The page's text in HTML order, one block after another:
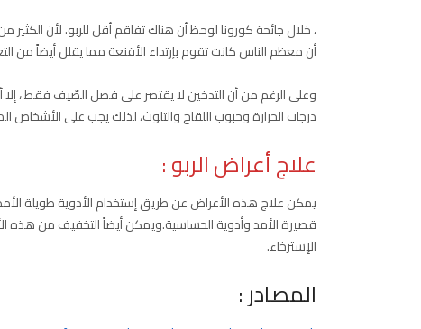
، خلال جائحة كورونا لوحظ أن هناك تفاقم أقل للربو. لأن
أن معظم الناس كانت تقوم بإرتداء الأقنعة مما يقلل أيضاً من
وعلى الرغم من أن التدخين لا يقتصر على فصل الصّيف فقط ، إلا
درجات الحرارة وحبوب اللقاح والتلوث، لذلك يجب على الأشخاص
علاج أعراض الربو :
يمكن علاج هذه الأعراض عن طريق إستخدام الأدوية طويلة الأمد
قصيرة الأمد وأدوية الحساسية.ويمكن أيضاً التخفيف من هذه
الإسترخاء.
المصادر :